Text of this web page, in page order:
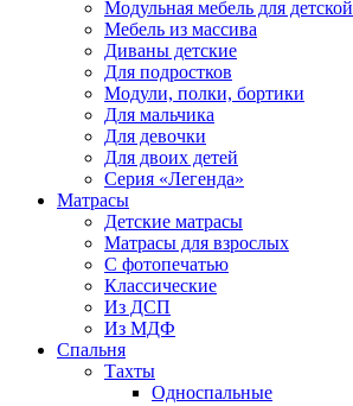
Модульная мебель для детской
Мебель из массива
Диваны детские
Для подростков
Модули, полки, бортики
Для мальчика
Для девочки
Для двоих детей
Серия «Легенда»
Матрасы
Детские матрасы
Матрасы для взрослых
С фотопечатью
Классические
Из ДСП
Из МДФ
Спальня
Тахты
Односпальные